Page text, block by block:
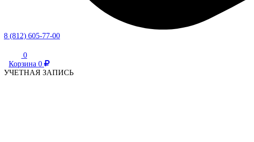
8 (812) 605-77-00
0
Корзина 0
УЧЕТНАЯ ЗАПИСЬ